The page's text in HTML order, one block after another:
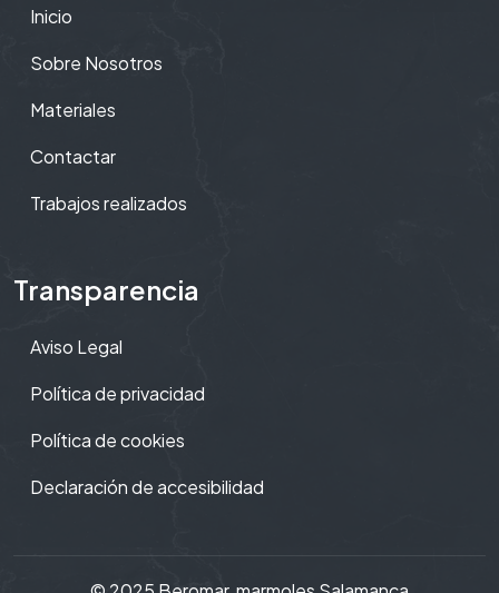
Inicio
Sobre Nosotros
Materiales
Contactar
Trabajos realizados
Transparencia
Aviso Legal
Política de privacidad
Política de cookies
Declaración de accesibilidad